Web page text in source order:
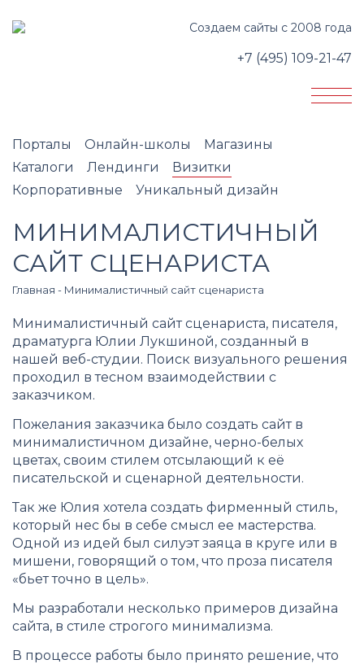
Создаем сайты с 2008 года
+7 (495) 109-21-47
Порталы Онлайн-школы
Магазины
Каталоги
Лендинги
Визитки
Корпоративные
Уникальный дизайн
МИНИМАЛИСТИЧНЫЙ
САЙТ СЦЕНАРИСТА
Главная - Минималистичный сайт сценариста
Минималистичный сайт сценариста, писателя,
драматурга Юлии Лукшиной, созданный в
нашей веб-студии. Поиск визуального решения
проходил в тесном взаимодействии с
заказчиком.
Пожелания заказчика было создать сайт в
минималистичном дизайне, черно-белых
цветах, своим стилем отсылающий к её
писательской и сценарной деятельности.
Так же Юлия хотела создать фирменный стиль,
который нес бы в себе смысл ее мастерства.
Одной из идей был силуэт заяца в круге или в
мишени, говорящий о том, что проза писателя
«бьет точно в цель».
Мы разработали несколько примеров дизайна
сайта, в стиле строгого минимализма.
В процессе работы было принято решение, что